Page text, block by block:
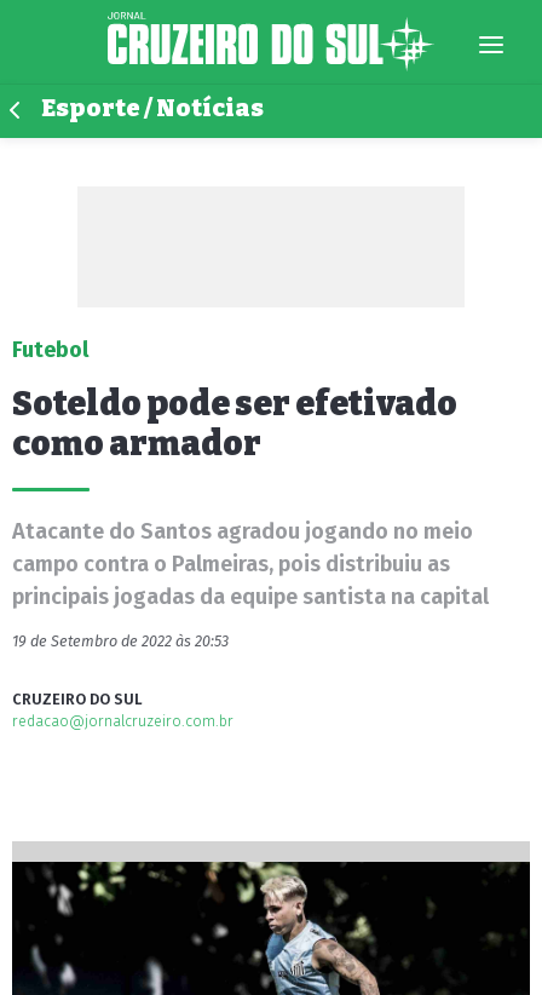
Esporte / Notícias
Futebol
Soteldo pode ser efetivado
como armador
Atacante do Santos agradou jogando no meio
campo contra o Palmeiras, pois distribuiu as
principais jogadas da equipe santista na capital
19 de Setembro de 2022 às 20:53
CRUZEIRO DO SUL
redacao@jornalcruzeiro.com.br